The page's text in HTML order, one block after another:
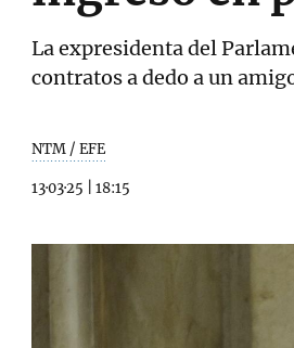
La expresidenta del
contratos a dedo a un
NTM / EFE
13·03·25 18:15